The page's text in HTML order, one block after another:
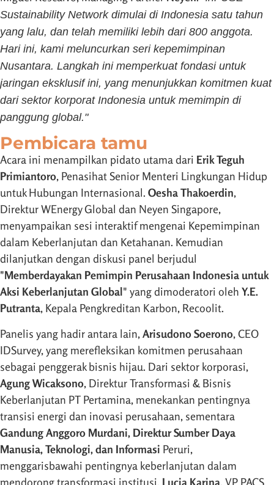
Sustainability Network dimulai di Indonesia satu tahun
yang lalu, dan telah memiliki lebih dari 800 anggota.
Hari ini, kami meluncurkan seri kepemimpinan
Nusantara. Langkah ini memperkuat fondasi untuk
jaringan eksklusif ini, yang menunjukkan komitmen kuat
dari sektor korporat Indonesia untuk memimpin di
panggung global."
Pembicara tamu
Acara ini menampilkan pidato utama dari Erik Teguh
Primiantoro, Penasihat Senior Menteri Lingkungan Hidup
untuk Hubungan Internasional. Oesha Thakoerdin,
Direktur WEnergy Global dan Neyen Singapore,
menyampaikan sesi interaktif mengenai Kepemimpinan
dalam Keberlanjutan dan Ketahanan. Kemudian
dilanjutkan dengan diskusi panel berjudul
"Memberdayakan Pemimpin Perusahaan Indonesia untuk
Aksi Keberlanjutan Global" yang dimoderatori oleh Y.E.
Putranta, Kepala Pengkreditan Karbon, Recoolit.
Panelis yang hadir antara lain, Arisudono Soerono, CEO
IDSurvey, yang merefleksikan komitmen perusahaan
sebagai penggerak bisnis hijau. Dari sektor korporasi,
Agung Wicaksono, Direktur Transformasi & Bisnis
Keberlanjutan PT Pertamina, menekankan pentingnya
transisi energi dan inovasi perusahaan, sementara
Gandung Anggoro Murdani, Direktur Sumber Daya
Manusia, Teknologi, dan Informasi Peruri,
menggarisbawahi pentingnya keberlanjutan dalam
mendorong transformasi institusi. Lucia Karina, VP PACS